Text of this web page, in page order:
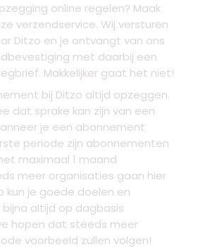
online regelen? Maak
verzendservice. Wij versturen
Ditzo en je ontvangt van ons
met daarbij een
Makkelijker gaat het niet!
bij Ditzo altijd opzeggen.
dat sprake kan zijn van een
je een abonnement
periode zijn abonnementen
maximaal 1 maand
meer organisaties gaan hier
kun je goede doelen en
altijd op dagbasis
hopen dat steeds meer
voorbeeld zullen volgen!